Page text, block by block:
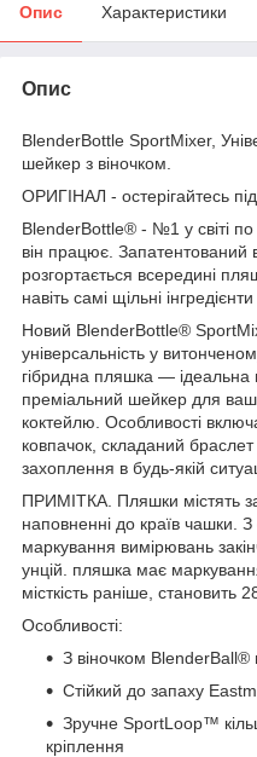
Опис Характеристики
Опис
BlenderBottle SportMixer,
шейкер з віночком.
ОРИГІНАЛ - остерігайтесь
BlenderBottle® - №1 у світі
він працює. Запатентований
розгортається всередині
навіть самі щільні інгредієнти
Новий BlenderBottle®
універсальність у
гібридна пляшка — ідеальна
преміальний шейкер для
коктейлю. Особливості
ковпачок, складаний
захоплення в будь-якій
ПРИМІТКА. Пляшки містять
наповненні до країв чашки. З
маркування вимірювань
унцій. пляшка має
місткість раніше, становить
Особливості:
З віночком BlenderBall®
Стійкий до запаху
Зручне SportLoop™
кріплення